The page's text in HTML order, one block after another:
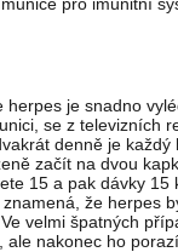
herpes je snadno
se z televizních
denně je každý
začít na dvou
15 a pak dávky 15
že herpes
velmi špatných
nakonec ho